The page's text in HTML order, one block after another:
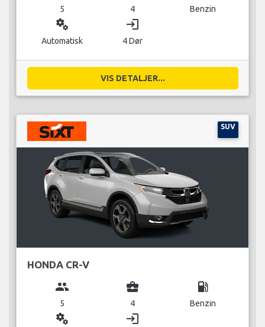
5 4 Benzin
miscellaneous_services
Automatisk
login
4 Dør
VIS DETALJER...
SUV
HONDA CR-V
group
5
business_center
4
local_gas_station
Benzin
miscellaneous_services login